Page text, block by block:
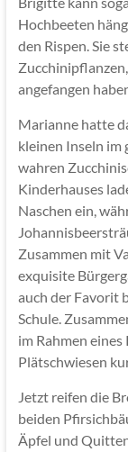
Hochbeeten
den Rispen. Sie
angefangen
Marianne hatte
kleinen Inseln im
wahren
Kinderhauses
Naschen ein,
Zusammen mit
exquisite
auch der Favorit
Schule.
im Rahmen
Plätschwiesen
Jetzt reifen die
beiden
Äpfel und